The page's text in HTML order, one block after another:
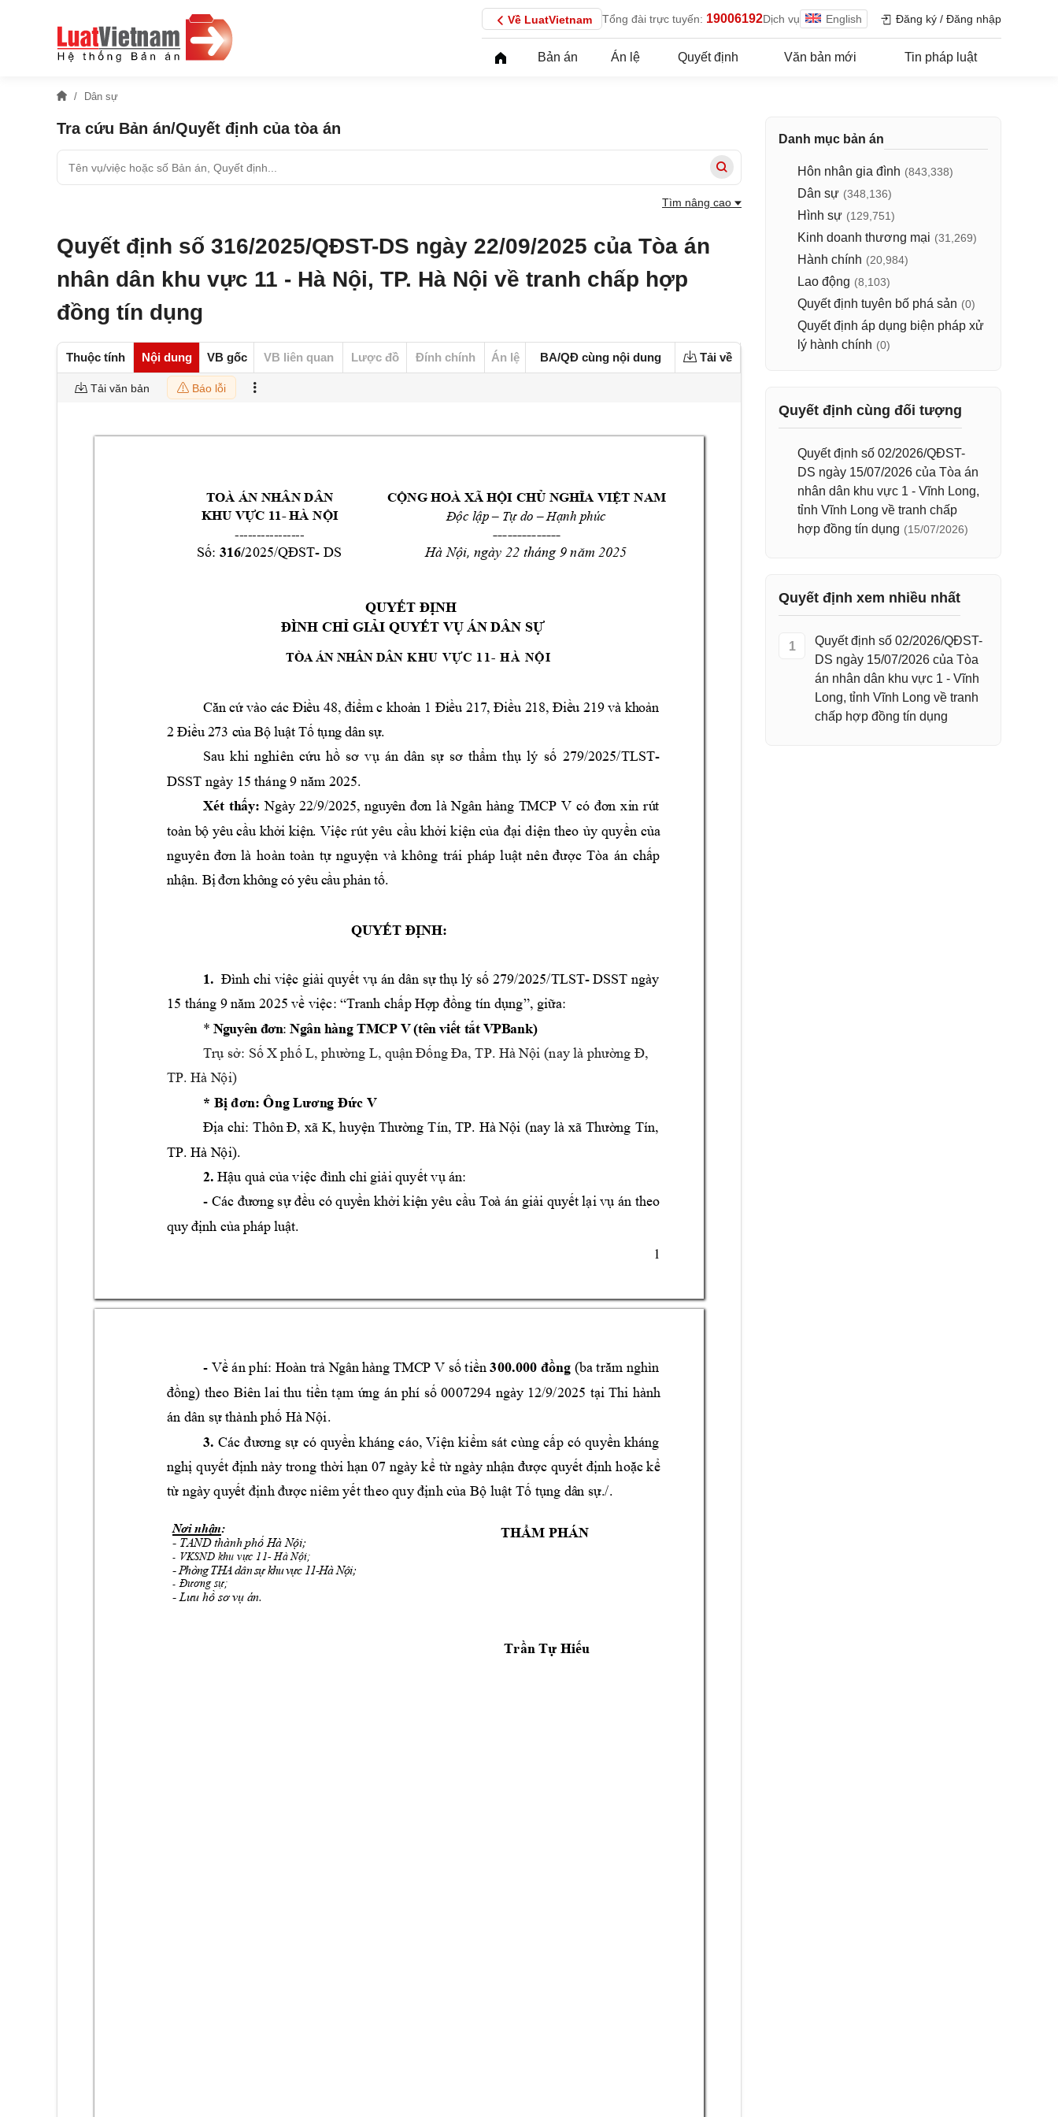
Về LuatVietnam Tổng đài trực tuyến: 19006192Dịch vụ English Đăng ký / Đăng nhập
Bản án Án lệ Quyết định Văn bản mới Tin pháp luật
Dân sự
Tra cứu Bản án/Quyết định của tòa án
Tìm nâng cao
Quyết định số 316/2025/QĐST-DS ngày 22/09/2025 của Tòa án
nhân dân khu vực 11 - Hà Nội, TP. Hà Nội về tranh chấp hợp
đồng tín dụng
Thuộc tính Nội dung VB gốc VB liên quan Lược đồ Đính chính Án lệ BA/QĐ cùng nội dung Tải về
Tải văn bản Báo lỗi
1
TOÀ ÁN NHÂN DÂN
KHU VỰC 11- HÀ NỘI
----------------
Số: 316/2025/QĐST- DS
CỘNG HOÀ XÃ HỘI CHỦ NGHĨA VIỆT NAM
Độc lập – Tự do – Hạnh phúc
--------------
Hà Nội, ngày 22 tháng 9 năm 2025
QUYẾT ĐỊNH
ĐÌNH CHỈ GIẢI QUYẾT VỤ ÁN DÂN SỰ
                           TÒA ÁN NHÂN DÂN
KHU VỰC 1 1- HÀ NỘI
Căn cứ vào các Điều 48, điểm c khoản 1 Điều 217, Điều 218, Điều 219 và khoản
2 Điều 273 của Bộ luật Tố tụng dân sự.
Sau khi nghiên cứu hồ sơ vụ án dân sự sơ thẩm thụ lý số 279/2025/TLST-
DSST ngày 15 tháng 9 năm 2025.
Xét thấy: Ngày 22/9/2025, nguyên đơn là Ngân hàng TMCP V có đơn xin rút
toàn bộ yêu cầu khởi kiện. Việc rút yêu cầu khởi kiện của đại diện theo ủy quyền của
nguyên đơn là hoàn toàn tự nguyện và không trái pháp luật nên được Tòa án chấp
nhận. Bịđơn không có yêu cầu phản tố.
QUYẾT ĐỊNH:
1. Đình chỉ việc giải quyết vụ án dân sự thụ lý số 279/2025/TLST- DSST ngày
15 tháng 9 năm 2025 về việc: “Tranh chấp Hợp đồng tín dụng”, giữa:
* Nguyên đơn: Ngân hàng TMCP V(tên viết tắt VPBank)
Trụ sở: Số X phố L, phường L, quận Đống Đa, TP. Hà Nội (nay là phường Đ,
TP. Hà Nội)
* Bị đơn: Ông Lương Đức V
Địa chỉ: Thôn Đ, xã K, huyện Thường Tín, TP. Hà Nội (nay là xã Thường Tín,
TP. Hà Nội).
2. Hậu quả của việc đình chỉ giải quyết vụ án:
- Các đương sự đều có quyền khởi kiện yêu cầu Toà án giải quyết lại vụ án theo
quy định của pháp luật.
- Về án phí: Hoàn trả Ngân hàng TMCP V số tiền 300.000 đồng (ba trăm nghìn
đồng) theo Biên lai thu tiền tạm ứng án phí số 0007294 ngày 12/9/2025 tại Thi hành
án dân sự thành phố Hà Nội.
3. Các đương sự có quyền kháng cáo, Viện kiểm sát cùng cấp có quyền kháng
nghị quyết định này trong thời hạn 07 ngày kể từ ngày nhận được quyết định hoặc kể
từ ngày quyết định được niêm yết theo quy định của Bộ luật Tố tụng dân sự./.
Nơi nhận:
- TAND thành phố Hà Nội;
- VKSND khu vực 11- Hà Nội;
-PhòngTHA dânsự khuvực 11-Hà Nội;
- Đương sự;
- Lưu hồ sơ vụ án.
THẨM PHÁN
Trần Tự Hiếu
Danh mục bản án
Hôn nhân gia đình (843,338)
Dân sự (348,136)
Hình sự (129,751)
Kinh doanh thương mại (31,269)
Hành chính (20,984)
Lao động (8,103)
Quyết định tuyên bố phá sản (0)
Quyết định áp dụng biện pháp xử
lý hành chính (0)
Quyết định cùng đối tượng
Quyết định số 02/2026/QĐST-
DS ngày 15/07/2026 của Tòa án
nhân dân khu vực 1 - Vĩnh Long,
tỉnh Vĩnh Long về tranh chấp
hợp đồng tín dụng (15/07/2026)
Quyết định xem nhiều nhất
1
Quyết định số 02/2026/QĐST-
DS ngày 15/07/2026 của Tòa
án nhân dân khu vực 1 - Vĩnh
Long, tỉnh Vĩnh Long về tranh
chấp hợp đồng tín dụng